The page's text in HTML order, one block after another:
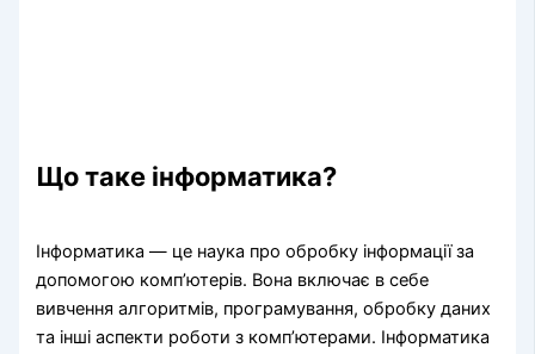
Що таке інформатика?
Інформатика — це наука про обробку інформації за
допомогою комп’ютерів. Вона включає в себе
вивчення алгоритмів, програмування, обробку даних
та інші аспекти роботи з комп’ютерами. Інформатика